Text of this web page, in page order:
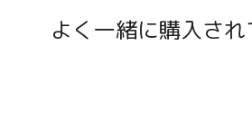
よく一緒に購入さ